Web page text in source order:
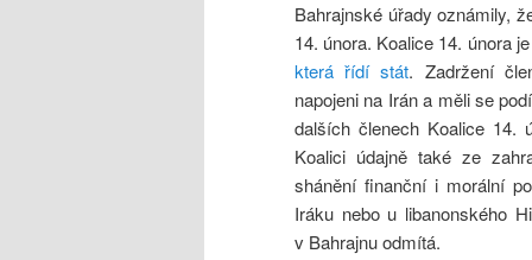
Bahrajnské úřady oznámily,
14. února. Koalice 14. února
která řídí stát. Zadržení
napojeni na Irán a měli se
dalších členech Koalice 14.
Koalici údajně také ze
shánění finanční i morální
Iráku nebo u libanonského
v Bahrajnu odmítá.